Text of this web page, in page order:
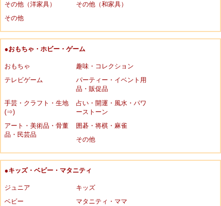
その他（洋家具）
その他（和家具）
その他
●おもちゃ・ホビー・ゲーム
おもちゃ
趣味・コレクション
テレビゲーム
パーティー・イベント用
品・販促品
手芸・クラフト・生地
(⇒)
占い・開運・風水・パワ
ーストーン
アート・美術品・骨董
品・民芸品
囲碁・将棋・麻雀
その他
●キッズ・ベビー・マタニティ
ジュニア
キッズ
ベビー
マタニティ・ママ